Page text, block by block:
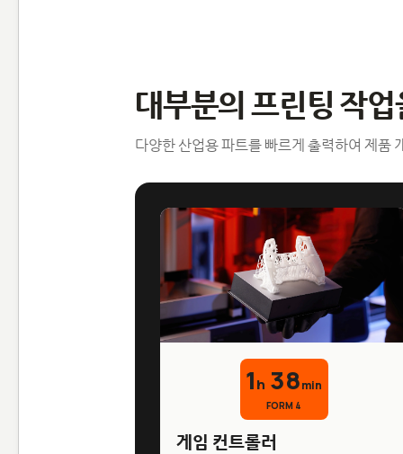
대부분의 프린팅 작
다양한 산업용 파트를 빠르게 출력하여 제품
1h 38min
FORM 4
게임 컨트롤러